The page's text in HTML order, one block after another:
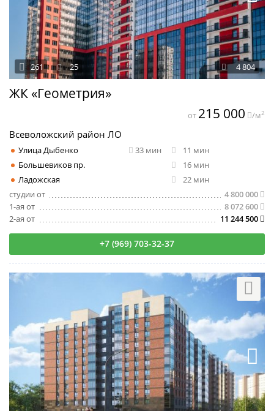
ЖК «Геометрия»
4 804
261 25
Всеволожский район ЛО
Улица Дыбенко 33 мин
11 мин
Большевиков пр.
16 мин
Ладожская
22 мин
студии от
4 800 000
1-ая от
8 072 600
2-ая от
11 244 500
от 215 000 /м2
+7 (969) 703-32-37